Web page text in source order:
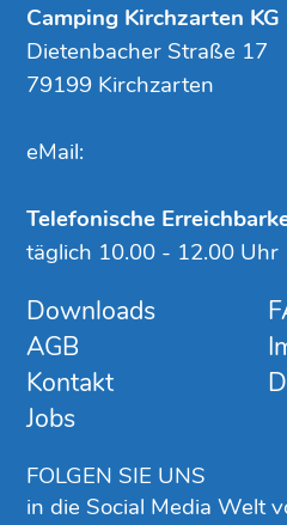
Downloads
AGB
Kontakt
Jobs
FOLGEN SIE UNS
in die Social Media Welt
Camping Kirchzarten KG
Dietenbacher Straße 17
79199 Kirchzarten
eMail:
Telefonische
täglich 10.00 - 12.00 Uhr